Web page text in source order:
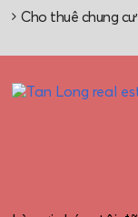
Cho thuê chung cư